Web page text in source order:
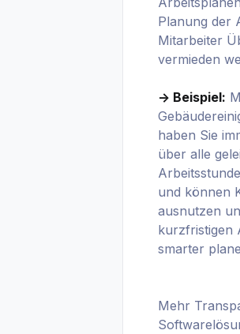
Planung der
Mitarbeiter
vermieden
-> Beispiel:
haben Sie
über alle
und können
ausnutzen
kurzfristigen
smarter
Mehr